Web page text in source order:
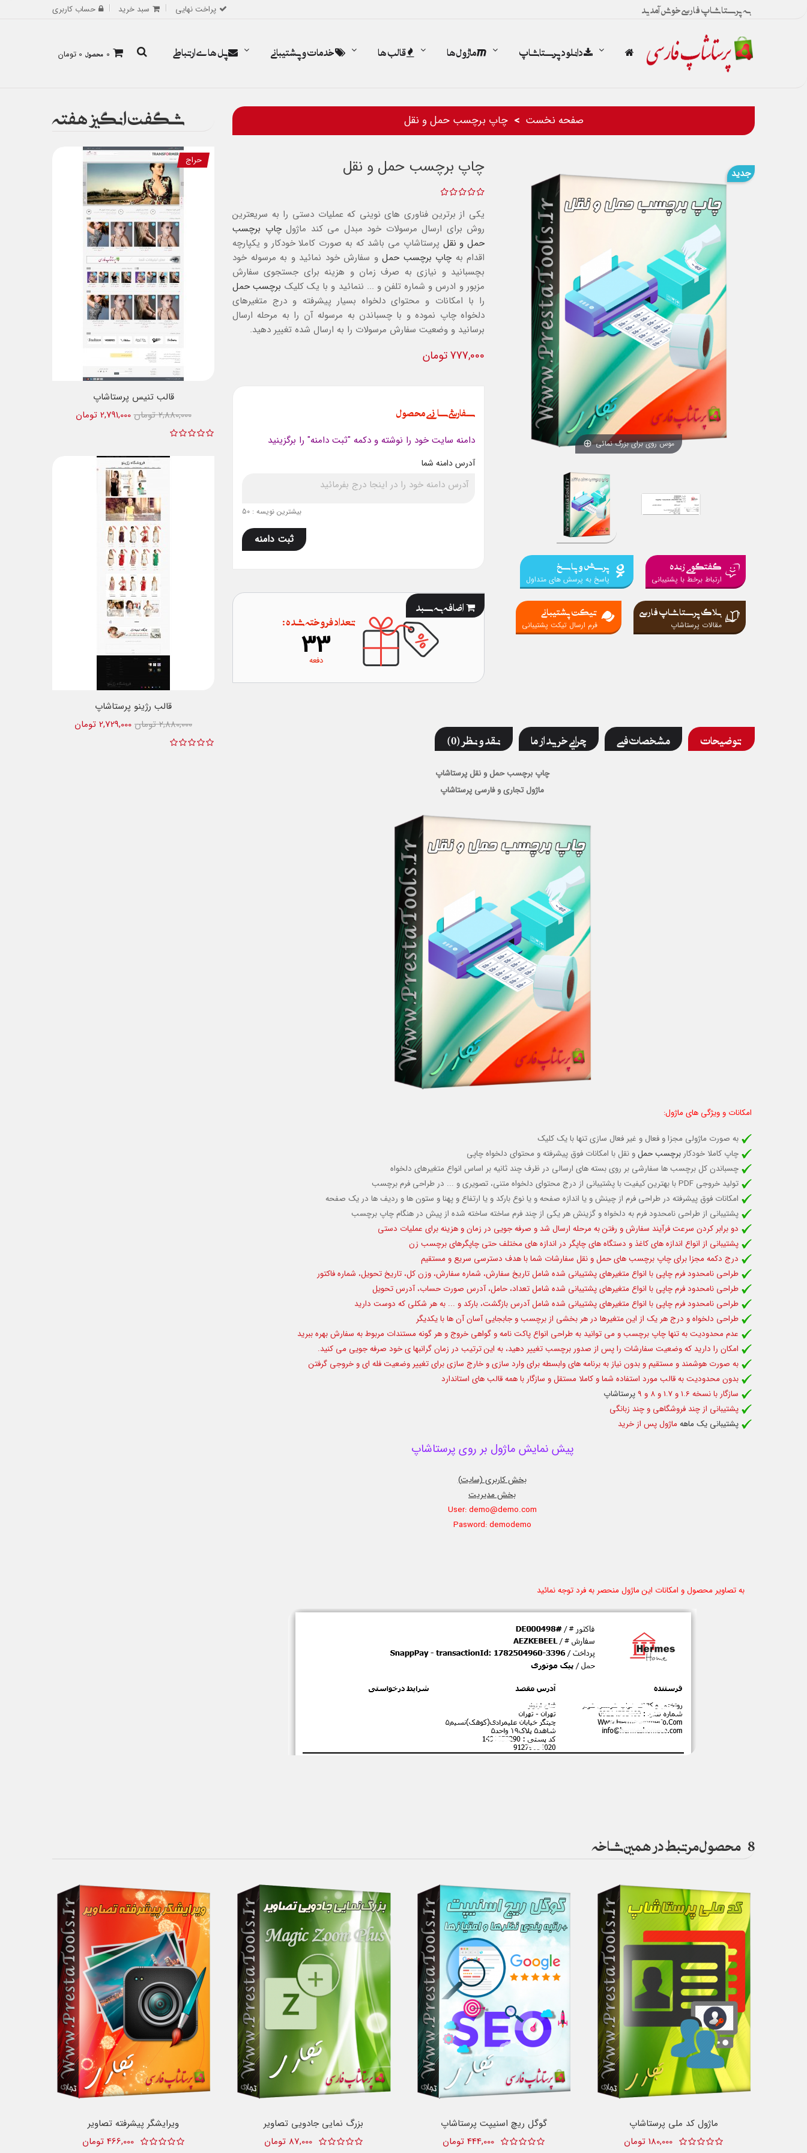
به پرستاشاپ فارسی خوش آمدید پراخت نهایی سبد خرید حساب کاربری
0 محصول 0 تومان دانلود پرستاشاپ ماژول ها قالب ها خدمات و پشتیبانی پل های ارتباطی
صفحه نخست چاپ برچسب حمل و نقل
جدید
موس روی برای بزرگ نمائی
گفتگوی زنده
ارتباط برخط با پشتیبانی
پرسش و پاسخ
پاسخ به پرسش های متداول
بلاگ پرستاشاپ فارسی
مقالات پرستاشاپ
تیکت پشتیبانی
فرم ارسال تیکت پشتیبانی
چاپ برچسب حمل و نقل
یکی از برترین فناوری های نوینی که عملیات دستی را به سریعترین
روش برای ارسال مرسولات خود مبدل می کند ماژولچاپ برچسب
حمل و نقل پرستاشاپ می باشد که به صورت کاملا خودکار و یکپارچه
اقدام به چاپ برچسب حمل و سفارش خود نمائید و به مرسوله خود
بچسبانید و نیازی به صرف زمان و هزینه برای جستجوی سفارش
مزبور و ادرس و شماره تلفن و ... ننمائید و با یک کلیک برچسب حمل
را با امکانات و محتوای دلخواه بسیار پیشرفته و درج متغیرهای
دلخواه چاپ نموده و با چسباندن به مرسوله آن را به مرحله ارسال
برسانید و وضعیت سفارش مرسولات را به ارسال شده تغییر دهید.
777,000 تومان
سفارشی سازی محصول
دامنه سایت خود را نوشته و دکمه "ثبت دامنه" را برگزینید
آدرس دامنه شما
بیشترین نویسه : 50
ثبت دامنه
اضافه به سبد
تعداد فروخته شده :
33
دفعه
توضیحات مشخصات فنی چرایی خرید از ما نقد و نظر (0)
چاپ برچسب حمل و نقل پرستاشاپ
ماژول تجاری و فارسی پرستاشاپ
امکانات و ویژگی های ماژول:
به صورت ماژولی مجزا و فعال و غیر فعال سازی تنها با یک کلیک
چاپ کاملا خودکار برچسب حملو نقل با امکانات فوق پیشرفته و محتوای دلخواه چاپی
چسباندن کل برچسب ها سفارشی بر روی بسته های ارسالی در ظرف چند ثانیه بر اساس انواع متغیرهای دلخواه
تولید خروجی PDF با بهترین کیفیت با پشتیبانی از درج محتوای دلخواه متنی، تصویری و ... در طراحی فرم برچسب
امکانات فوق پیشرفته در طراحی فرم از چینش و یا اندازه صفحه و یا نوع بارکد و یا ارتفاع و پهنا و ستون ها و ردیف ها در یک صفحه
پشتیبانی از طراحی نامحدود فرم به دلخواه و گزینش هر یکی از چند فرم ساخته ساخته شده از پیش در هنگام چاپ برچسب
دو برابر کردن سرعت فرآیند سفارش و رفتن به مرحله ارسال شد و صرفه جویی در زمان و هزینه برای عملیات دستی
پشتیبانی از انواع اندازه های کاغذ و دستگاه های چاپگر در اندازه های مختلف حتی چاپگرهای برچسب زن
درج دکمه مجزا برای چاپ برچسب های حمل و نقل سفارشات شما با هدف دسترسی سریع و مستقیم
طراحی نامحدود فرم چاپی با انواع متغیرهای پشتیبانی شده شاملتاریخ سفارش، شماره سفارش، وزن کل، تاریخ تحویل، شماره فاکتور
طراحی نامحدود فرم چاپی با انواع متغیرهای پشتیبانی شده شامل تعداد، حامل، آدرس صورت حساب، آدرس تحویل
طراحی نامحدود فرم چاپی با انواع متغیرهای پشتیبانی شده شاملآدرس بازگشت، بارکد و ... به هر شکلی که دوست دارید
طراحی دلخواه و درج هر یک از این متغیرها در هر بخشی از برچسب و جابجایی آسان آن ها با یکدیگر
عدم محدودیت به تنها چاپ برچسب و می توانید به طراحی انواع پاکت نامه و گواهی خروج و هر گونه مستندات مربوط به سفارش بهره ببرید
امکان را دارید که وضعیت سفارشات را پس از صدور برچسب تغییر دهید، به این ترتیب در زمان گرانبها ی خود صرفه جویی می کنید.
به صورت هوشمند و مستقیم و بدون نیاز به برنامه های وابسطه برای وارد سازی و خارج سازی برای تغییر وضعیت فله ای و خروجی گرفتن
بدون محدودیت به قالب مورد استفاده شما و کاملا مستقل و سازگار با همه قالب های استاندارد
سازگار با نسخه 1.6 و 1.7 و 8 و 9
پرستاشاپ
پشتیبانی از چند فروشگاهی و چند زبانگی
پشتیبانی یک ماههماژول پس از خرید
پیش نمایش ماژول بر روی پرستاشاپ
بخش کاربری (سایت)
بخش مدیریت
User: demo@demo.com
Pasword: demodemo
به تصاویر محصول و امکانات این ماژول منحصر به فرد توجه نمائید
شگفت انگیز هفته
حراج
قالب تنیس پرستاشاپ
2,791,000 تومان
2,880,000 تومان
قالب رژینو پرستاشاپ
2,729,000 تومان
2,880,000 تومان
8 محصول مرتبط در همین شاخه
ویرایشگر پیشرفته تصاویر
466,000 تومان
بزرگ نمایی جادویی تصاویر
87,000 تومان
گوگل ریچ اسنیپت پرستاشاپ
444,000 تومان
ماژول کد ملی پرستاشاپ
180,000 تومان